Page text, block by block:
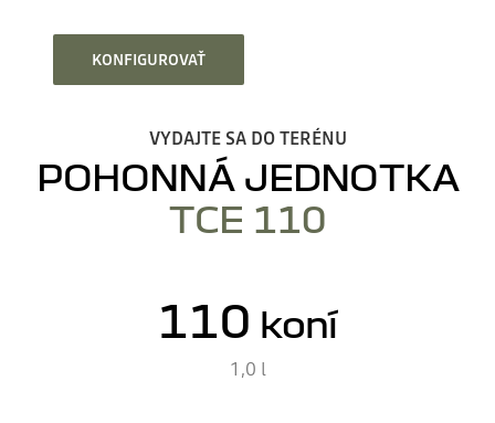
KONFIGUROVAŤ
VYDAJTE SA DO TERÉNU
POHONNÁ JEDNOTKA
TCE 110
110 koní
1,0 l